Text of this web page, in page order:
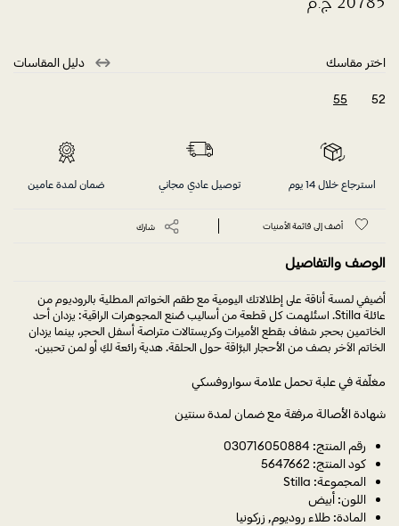
اختر مقاسك دليل المقاسات
52
55
استرجاع خلال 14 يوم توصيل عادي مجاني ضمان لمدة عامين
أضف إلى قائمة الأمنيات شارك
الوصف والتفاصيل
أضيفي لمسة أناقة على إطلالاتك اليومية مع طقم الخواتم المطلية بالروديوم من
عائلة Stilla. استُلهمت كل قطعة من أساليب صُنع المجوهرات الراقية: يزدان أحد
الخاتمين بحجر شفاف بقطع الأميرات وكريستالات متراصة أسفل الحجر، بينما يزدان
الخاتم الآخر بصف من الأحجار البرَّاقة حول الحلقة. هدية رائعة لكِ أو لمن تحبين.
مغلّفة في علبة تحمل علامة سواروفسكي
شهادة الأصالة مرفقة مع ضمان لمدة سنتين
رقم المنتج: 030716050884
كود المنتج: 5647662
المجموعة: Stilla
اللون: أبيض
المادة: طلاء روديوم, زركونيا